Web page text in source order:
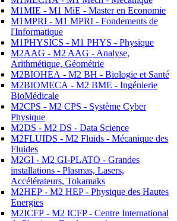
M1MIE - M1 MiE - Master en Economie
M1MPRI - M1 MPRI - Fondements de
l'Informatique
M1PHYSICS - M1 PHYS - Physique
M2AAG - M2 AAG - Analyse,
Arithmétique, Géométrie
M2BIOHEA - M2 BH - Biologie et Santé
M2BIOMECA - M2 BME - Ingénierie
BioMédicale
M2CPS - M2 CPS - Système Cyber
Physique
M2DS - M2 DS - Data Science
M2FLUIDS - M2 Fluids - Mécanique des
Fluides
M2GI - M2 GI-PLATO - Grandes
installations - Plasmas, Lasers,
Accélérateurs, Tokamaks
M2HEP - M2 HEP - Physique des Hautes
Energies
M2ICFP - M2 ICFP - Centre International